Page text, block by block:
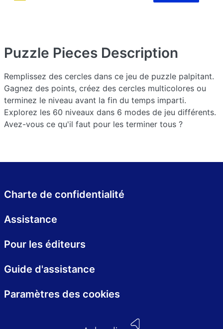
Puzzle Pieces Description
Remplissez des cercles dans ce jeu de puzzle palpitant.
Gagnez des points, créez des cercles multicolores ou
terminez le niveau avant la fin du temps imparti.
Explorez les 60 niveaux dans 6 modes de jeu différents.
Avez-vous ce qu'il faut pour les terminer tous ?
Charte de confidentialité
Assistance
Pour les éditeurs
Guide d'assistance
Paramètres des cookies